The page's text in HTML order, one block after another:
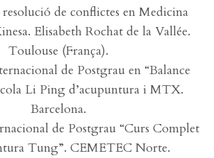
de conflictes en Medicina
Elisabeth Rochat de la Vallée.
Toulouse (França).
de Postgrau en “Balance
Li Ping d’acupuntura i MTX.
Barcelona.
de Postgrau “Curs Complet
Tung”. CEMETEC Norte.